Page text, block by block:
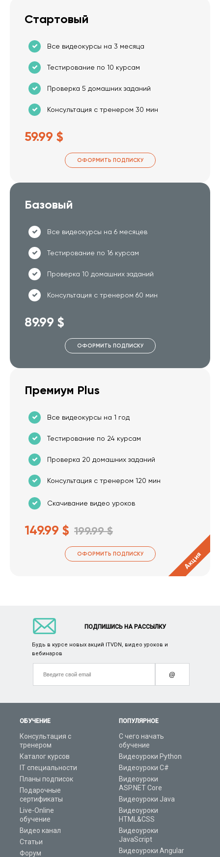
Стартовый
Все видеокурсы на 3 месяца
Тестирование по 10 курсам
Проверка 5 домашних заданий
Консультация с тренером 30 мин
59.99 $
ОФОРМИТЬ ПОДПИСКУ
Базовый
Все видеокурсы на 6 месяцев
Тестирование по 16 курсам
Проверка 10 домашних заданий
Консультация с тренером 60 мин
89.99 $
ОФОРМИТЬ ПОДПИСКУ
Премиум Plus
Все видеокурсы на 1 год
Тестирование по 24 курсам
Проверка 20 домашних заданий
Консультация с тренером 120 мин
Скачивание видео уроков
149.99 $ 199.99 $
ОФОРМИТЬ ПОДПИСКУ Акция
ОБУЧЕНИЕ
Консультация с
тренером
Каталог курсов
IT специальности
Планы подписок
Подарочные
сертификаты
Live-Online
обучение
Видео канал
Статьи
Форум
ПОПУЛЯРНОЕ
С чего начать
обучение
Видеоуроки Python
Видеоуроки C#
Видеоуроки
ASP.NET Core
Видеоуроки Java
Видеоуроки
HTML&CSS
Видеоуроки
JavaScript
Видеоуроки Angular
ПОДПИШИСЬ НА РАССЫЛКУ
Будь в курсе новых акций ITVDN, видео уроков и
вебинаров
@